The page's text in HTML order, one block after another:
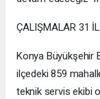
ÇALIŞMALAR 31
Konya Büyükşehir
ilçedeki 859
teknik servis ekibi